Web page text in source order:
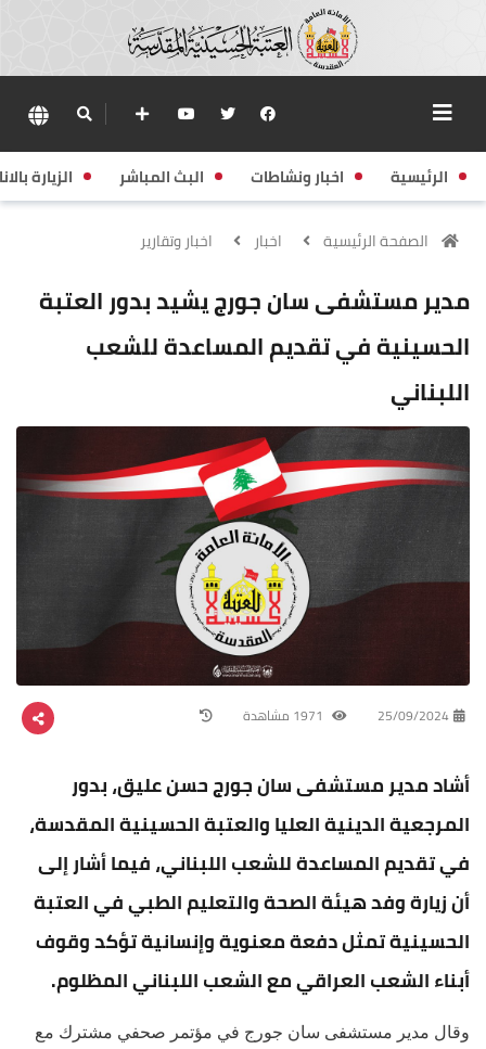
الرئيسية اخبار ونشاطات البث المباشر الزيارة
الصفحة الرئيسية اخبار اخبار وتقارير
مدير مستشفى سان جورج يشيد بدور العتبة
الحسينية في تقديم المساعدة للشعب
اللبناني
25/09/2024
أشاد مدير مستشفى سان جورج حسن عليق، بدور
المرجعية الدينية العليا والعتبة الحسينية المقدسة،
في تقديم المساعدة للشعب اللبناني، فيما أشار إلى
أن زيارة وفد هيئة الصحة والتعليم الطبي في العتبة
الحسينية تمثل دفعة معنوية وإنسانية تؤكد وقوف
أبناء الشعب العراقي مع الشعب اللبناني المظلوم.
وقال مدير مستشفى سان جورج في مؤتمر صحفي مشترك مع